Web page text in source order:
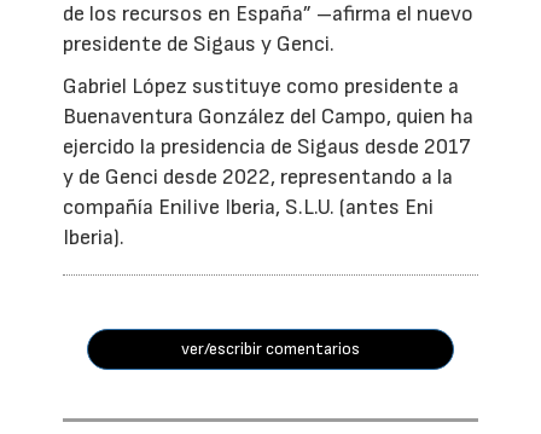
de los recursos en España” –afirma el nuevo
presidente de Sigaus y Genci.
Gabriel López sustituye como presidente a
Buenaventura González del Campo, quien ha
ejercido la presidencia de Sigaus desde 2017
y de Genci desde 2022, representando a la
compañía Enilive Iberia, S.L.U. (antes Eni
Iberia).
ver/escribir comentarios